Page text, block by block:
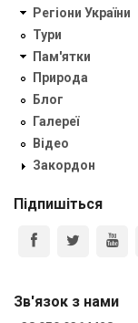
Регіони України
Тури
Пам'ятки
Природа
Блог
Галереї
Відео
Закордон
Підпишіться
Зв'язок з нами